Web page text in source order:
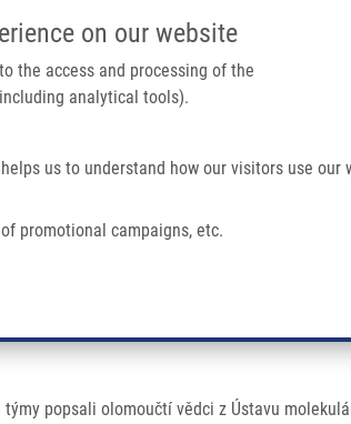
on our website
the access and processing of the
analytical tools).
us to understand how our visitors use our
promotional campaigns, etc.
IMTM/EATRIS-CZ PORTAL
a new drug for
popsali olomoučtí vědci z Ústavu